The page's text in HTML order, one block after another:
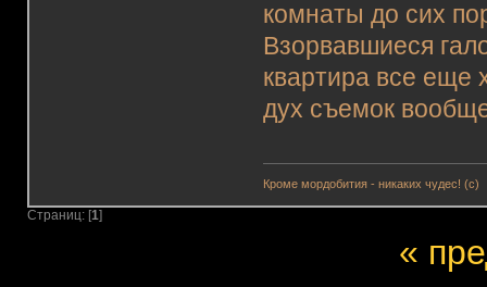
комнаты до сих
Взорвавшиеся
квартира все еще
дух съемок
Кроме мордобития - никаких чудес! (с)
Страниц: [1]
«